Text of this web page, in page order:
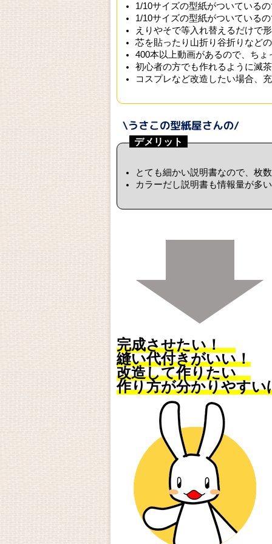
1/10サイズの型紙がついている
1/10サイズの型紙がついている
えりやそで等入れ替えるだけで
芯を貼ったり山折り谷折りなど
400本以上動画があるので、ちょ
初心者の方でも作れるように滅
コスプレなど改造したい場合、
デメリット
とても細かい説明書なので、枚
カラーだし説明書も情報量が多
完成させたい！
縫い代付きがいい！
改造して作りたい
作り方が分かりやすい